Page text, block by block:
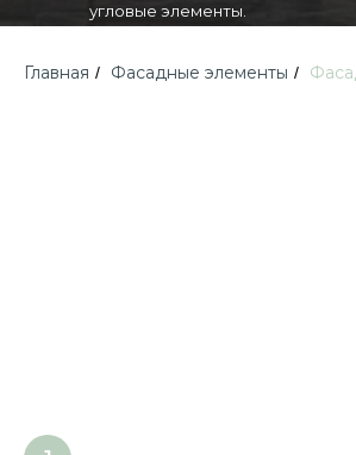
угловые элементы.
Главная / Фасадные элементы /